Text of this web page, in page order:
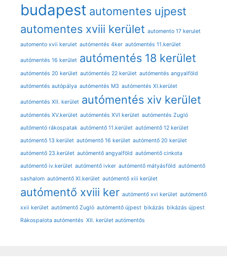
budapest automentes ujpest
automentes xviii kerület automento 17 kerulet
automento xvii kerulet autómentés 4ker autómentés 11.kerület
autómentés 16 kerület autómentés 18 kerület
autómentés 20 kerület autómentés 22 kerület autómentés angyalföld
autómentés autópálya autómentés M3 autómentés XI.kerület
autómentés XII. kerület autómentés xiv kerület
autómentés XV.kerület autómentés XVI kerület autómentés Zugló
autómentó rákospatak autómentő 11.kerület autómentő 12 kerület
autómentő 13 kerület autómentő 16 kerület autómentő 20 kerület
autómentő 23.kerület autómentő angyalföld autómentő cinkota
autómentő iv.kerület autómentő ivker autómentő mátyásföld autómentő
sashalom autómentő XI.kerület autómentő xiii kerület
autómentő xviii ker autómentő xvi kerület autómentő
xxii kerület autómentő Zugló autómentő újpest bikázás bikázás újpest
Rákospalota autómentés XII. kerület autómentős